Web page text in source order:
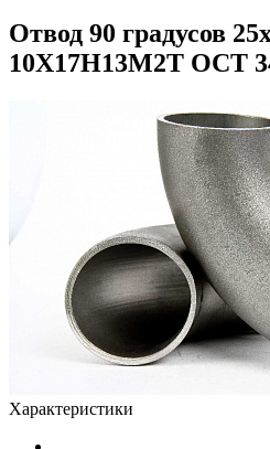
Отвод 90 градусов
10Х17Н13М2Т ОСТ
Характеристики